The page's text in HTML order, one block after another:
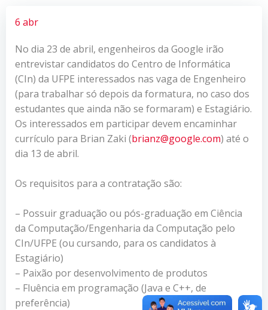
6 abr
No dia 23 de abril, engenheiros da Google irão
entrevistar candidatos do Centro de Informática
(CIn) da UFPE interessados nas vaga de Engenheiro
(para trabalhar só depois da formatura, no caso dos
estudantes que ainda não se formaram) e Estagiário.
Os interessados em participar devem encaminhar
currículo para Brian Zaki (brianz@google.com) até o
dia 13 de abril.
Os requisitos para a contratação são:
– Possuir graduação ou pós-graduação em Ciência
da Computação/Engenharia da Computação pelo
CIn/UFPE (ou cursando, para os candidatos à
Estagiário)
– Paixão por desenvolvimento de produtos
– Fluência em programação (Java e C++, de
preferência)